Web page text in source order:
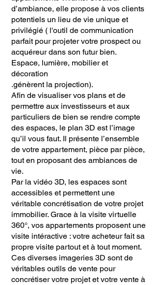
d’ambiance, elle propose à vos clients
potentiels un lieu de vie unique et
privilégié ( l'outil de communication
parfait pour projeter votre prospect ou
acquéreur dans son futur bien.
Espace, lumière, mobilier et
décoration
.génèrent la projection).
Afin de visualiser vos plans et de
permettre aux investisseurs et aux
particuliers de bien se rendre compte
des espaces, le plan 3D est l’image
qu’il vous faut. Il présente l’ensemble
de votre appartement, pièce par pièce,
tout en proposant des ambiances de
vie.
Par la vidéo 3D, les espaces sont
accessibles et permettent une
véritable concrétisation de votre projet
immobilier. Grace à la visite virtuelle
360°, vos appartements proposent une
visite intéractive : votre acheteur fait sa
propre visite partout et à tout moment.
Ces diverses imageries 3D sont de
véritables outils de vente pour
concrétiser votre projet et votre vente à